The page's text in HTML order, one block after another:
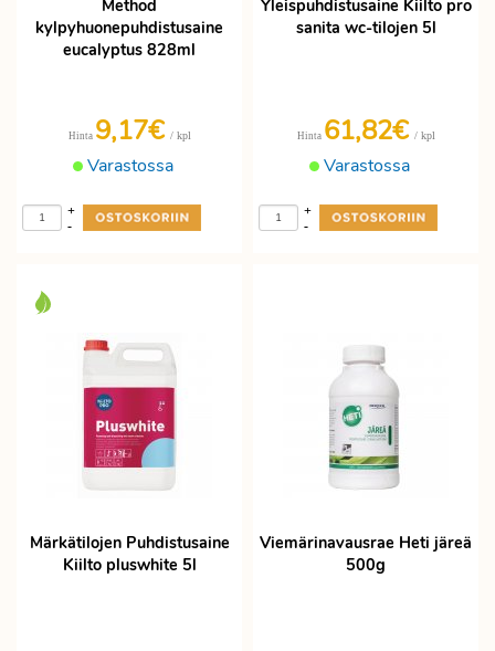
Method
kylpyhuonepuhdistusaine
eucalyptus 828ml
Varastossa
Hinta 9,17€ / kpl
-
+
Yleispuhdistusaine Kiilto pro
sanita wc-tilojen 5l
Varastossa
Hinta 61,82€ / kpl
-
+
Märkätilojen Puhdistusaine
Kiilto pluswhite 5l
Viemärinavausrae Heti järeä
500g